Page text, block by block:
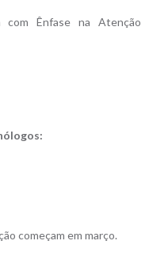
com Ênfase na Atenção
começam em março.